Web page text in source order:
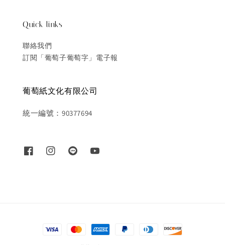
Quick links
聯絡我們
訂閱「葡萄子葡萄字」電子報
葡萄紙文化有限公司
統一編號：90377694